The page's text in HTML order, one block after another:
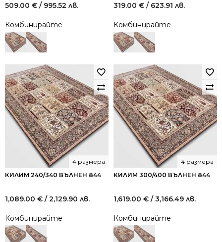
509.00 € / 995.52 лв.
Комбинирайте
319.00 € / 623.91 лв.
Комбинирайте
КИЛИМ 240/340 ВЪЛНЕН 844
4 размера
1,089.00 € / 2,129.90 лв.
Комбинирайте
КИЛИМ 300/400 ВЪЛНЕН 844
4 размера
1,619.00 € / 3,166.49 лв.
Комбинирайте